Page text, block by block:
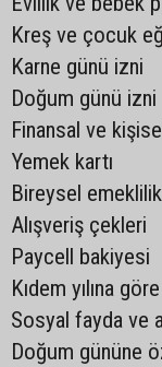
Kreş ve çocuk
Karne günü izni
Doğum günü izni
Finansal ve
Yemek kartı
Bireysel emeklilik
Alışveriş çekleri
Paycell bakiyesi
Kıdem yılına
Sosyal fayda ve
Doğum gününe